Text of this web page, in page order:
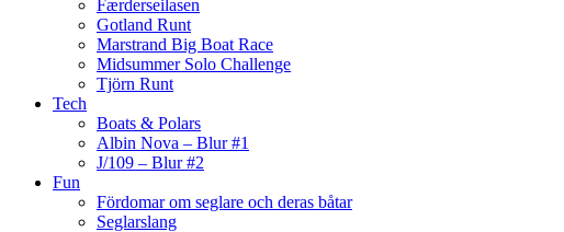
Færderseilasen
Gotland Runt
Marstrand Big Boat Race
Midsummer Solo Challenge
Tjörn Runt
Tech
Boats & Polars
Albin Nova – Blur #1
J/109 – Blur #2
Fun
Fördomar om seglare och deras båtar
Seglarslang